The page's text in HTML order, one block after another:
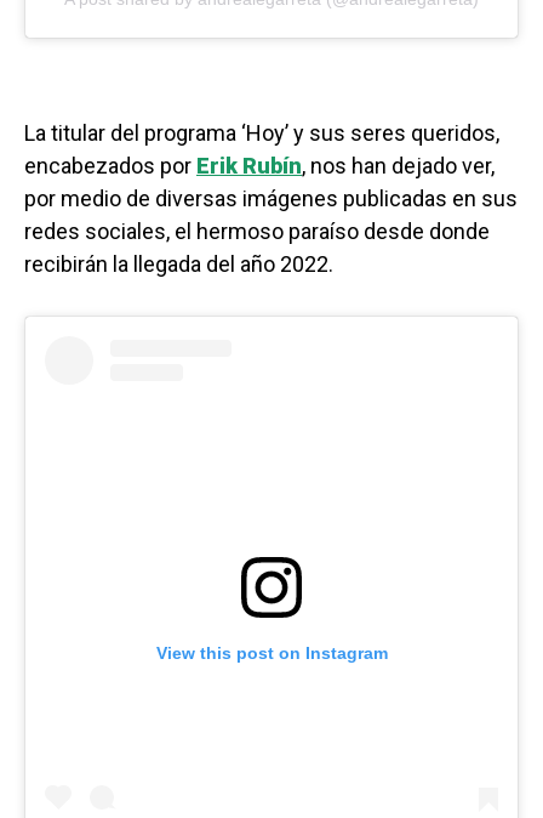
La titular del programa ‘Hoy’ y sus seres queridos,
encabezados por Erik Rubín, nos han dejado ver,
por medio de diversas imágenes publicadas en sus
redes sociales, el hermoso paraíso desde donde
recibirán la llegada del año 2022.
View this post on Instagram